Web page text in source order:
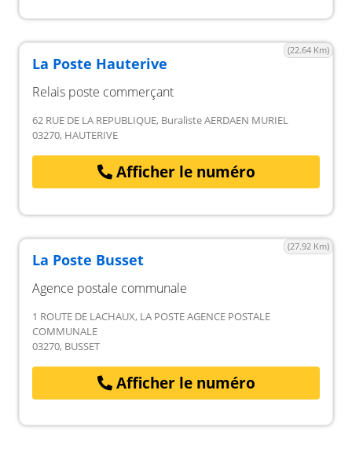
(22.64 Km)
La Poste Hauterive
Relais poste commerçant
62 RUE DE LA REPUBLIQUE, Buraliste AERDAEN MURIEL
03270, HAUTERIVE
Afficher le numéro
(27.92 Km)
La Poste Busset
Agence postale communale
1 ROUTE DE LACHAUX, LA POSTE AGENCE POSTALE
COMMUNALE
03270, BUSSET
Afficher le numéro